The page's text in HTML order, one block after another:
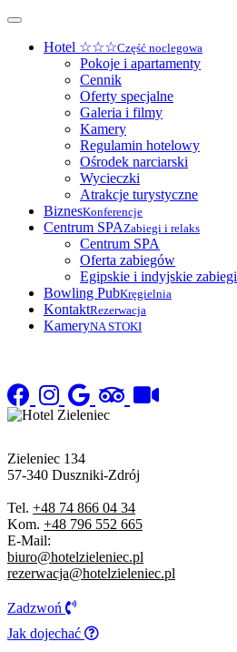
Hotel ☆☆☆Część noclegowa
Pokoje i apartamenty
Cennik
Oferty specjalne
Galeria i filmy
Kamery
Regulamin hotelowy
Ośrodek narciarski
Wycieczki
Atrakcje turystyczne
BiznesKonferencje
Centrum SPAZabiegi i relaks
Centrum SPA
Oferta zabiegów
Egipskie i indyjskie zabiegi
Bowling PubKręgielnia
KontaktRezerwacja
KameryNA STOKI
Zieleniec 134
57-340 Duszniki-Zdrój
Tel. +48 74 866 04 34
Kom. +48 796 552 665
E-Mail:
biuro@hotelzieleniec.pl
rezerwacja@hotelzieleniec.pl
Zadzwoń
Jak dojechać